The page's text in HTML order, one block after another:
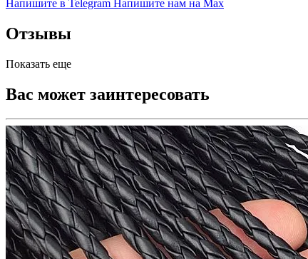
Напишите в Telegram Напишите нам на Max
Отзывы
Показать еще
Вас может заинтересовать